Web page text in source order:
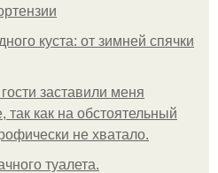
куста: от зимней спячки
заставили меня
как на обстоятельный
не хватало.
туалета.